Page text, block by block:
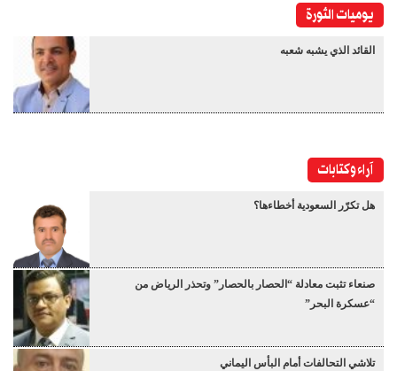
يوميات الثورة
القائد الذي يشبه شعبه
آراء وكتابات
هل تكرّر السعودية أخطاءها؟
صنعاء تثبت معادلة “الحصار بالحصار” وتحذر الرياض من
“عسكرة البحر”
تلاشي التحالفات أمام البأس اليماني